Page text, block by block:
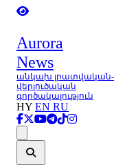
Aurora
News
անկախ լրատվական-
վերլուծական
գործակալություն
HY EN RU